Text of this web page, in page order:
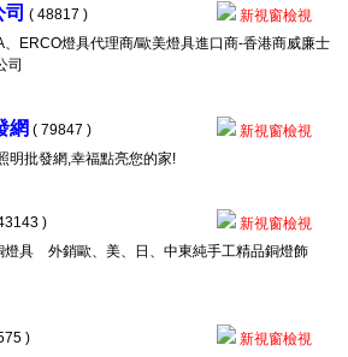
( 48817 )
新視窗檢視
、ERCO燈具代理商/歐美燈具進口商-香港商威廉士
司
網 ( 79847 )
新視窗檢視
明批發網,幸福點亮您的家!
)
新視窗檢視
燈具 外銷歐、美、日、中東純手工精品銅燈飾
)
新視窗檢視